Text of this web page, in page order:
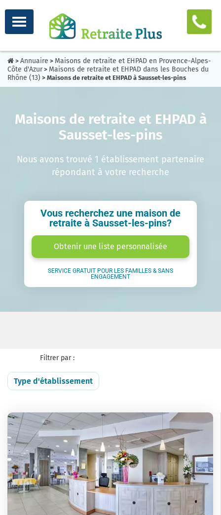
> Annuaire > Maisons de retraite et EHPAD en Provence-Alpes-
Côte d'Azur> Maisons de retraite et EHPAD dans les Bouches du
Rhône (13) > Maisons de retraite et EHPAD à Sausset-les-pins
Maisons de retraite et EHPAD à
Sausset-les-pins
Nous avons trouvé 1 établissement partenaire
répondant à votre recherche
Vous recherchez une maison de
retraite à Sausset-les-pins?
Obtenir une liste personnalisée
SERVICE GRATUIT POUR LES FAMILLES & SANS
ENGAGEMENT
Filtrer par :
Type d'établissement